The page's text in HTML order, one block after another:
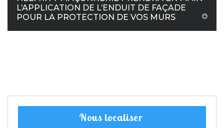
L’APPLICATION DE L’ENDUIT DE FAÇADE
POUR LA PROTECTION DE VOS MURS
Nous localiser